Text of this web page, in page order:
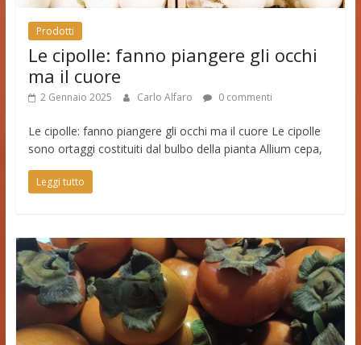
Prodotti
Le cipolle: fanno piangere gli occhi
ma il cuore
2 Gennaio 2025 Carlo Alfaro 0 commenti
Le cipolle: fanno piangere gli occhi ma il cuore Le cipolle
sono ortaggi costituiti dal bulbo della pianta Allium cepa,
Leggi tutto